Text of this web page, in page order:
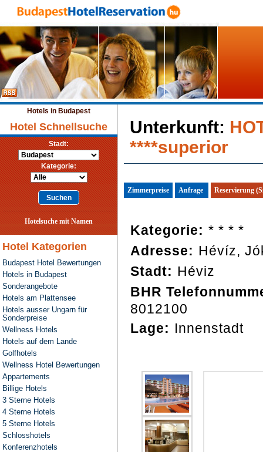
Hotels in Budapest
Hotel Schnellsuche
Stadt:
Kategorie:
Hotelsuche mit Namen
Hotel Kategorien
Budapest Hotel Bewertungen
Hotels in Budapest
Sonderangebote
Hotels am Plattensee
Hotels ausser Ungarn für
Sonderpreise
Wellness Hotels
Hotels auf dem Lande
Golfhotels
Wellness Hotel Bewertungen
Appartements
Billige Hotels
3 Sterne Hotels
4 Sterne Hotels
5 Sterne Hotels
Schlosshotels
Konferenzhotels
Unterkunft:
****superior
Zimmerpreise Anfrage Reservierung
Kategorie: * * * *
Adresse: Hévíz,
Stadt: Héviz
BHR
8012100
Lage: Innenstadt